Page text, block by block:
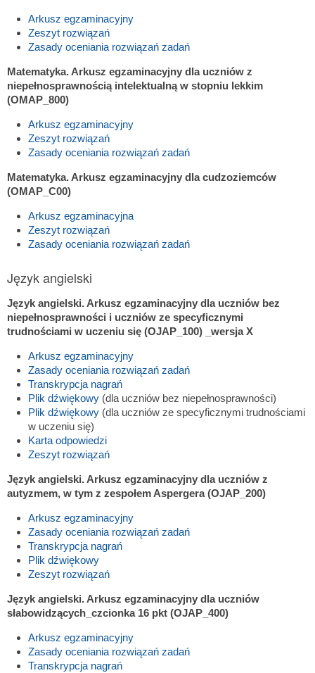
Arkusz egzaminacyjny
Zeszyt rozwiązań
Zasady oceniania rozwiązań zadań
Matematyka. Arkusz egzaminacyjny dla uczniów z
niepełnosprawnością intelektualną w stopniu lekkim
(OMAP_800)
Arkusz egzaminacyjny
Zeszyt rozwiązań
Zasady oceniania rozwiązań zadań
Matematyka. Arkusz egzaminacyjny dla cudzoziemców
(OMAP_C00)
Arkusz egzaminacyjna
Zeszyt rozwiązań
Zasady oceniania rozwiązań zadań
Język angielski
Język angielski. Arkusz egzaminacyjny dla uczniów bez
niepełnosprawności i uczniów ze specyficznymi
trudnościami w uczeniu się (OJAP_100)
_wersja X
Arkusz egzaminacyjny
Zasady oceniania rozwiązań zadań
Transkrypcja nagrań
Plik dźwiękowy (dla uczniów bez niepełnosprawności)
Plik dźwiękowy (dla uczniów ze specyficznymi trudnościami
w uczeniu się)
Karta odpowiedzi
Zeszyt rozwiązań
Język angielski. Arkusz egzaminacyjny dla uczniów z
autyzmem, w tym z zespołem Aspergera (OJAP_200)
Arkusz egzaminacyjny
Zasady oceniania rozwiązań zadań
Transkrypcja nagrań
Plik dźwiękowy
Zeszyt rozwiązań
Język angielski. Arkusz egzaminacyjny dla uczniów
słabowidzących_czcionka 16 pkt (OJAP_400)
Arkusz egzaminacyjny
Zasady oceniania rozwiązań zadań
Transkrypcja nagrań